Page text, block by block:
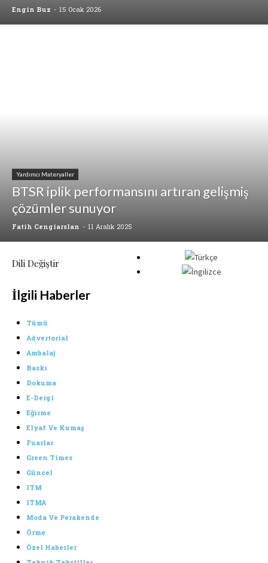
Engin Buz - 15 Ocak 2026
Yardımcı Materyaller
BTSR iplik performansını artıran gelişmiş
çözümler sunuyor
Fatih Cengiarslan - 11 Aralık 2025
Dili Değiştir
İlgili Haberler
Tümü
Advertorial
Ambalaj
Baskı
Dokuma
E-Dergi
Eğirme
Elyaf Ve Kumaş
Fuarlar
Green Times
Güncel
ITM
ITMA
Moda Ve Perakende
Örme
Özel Haberler